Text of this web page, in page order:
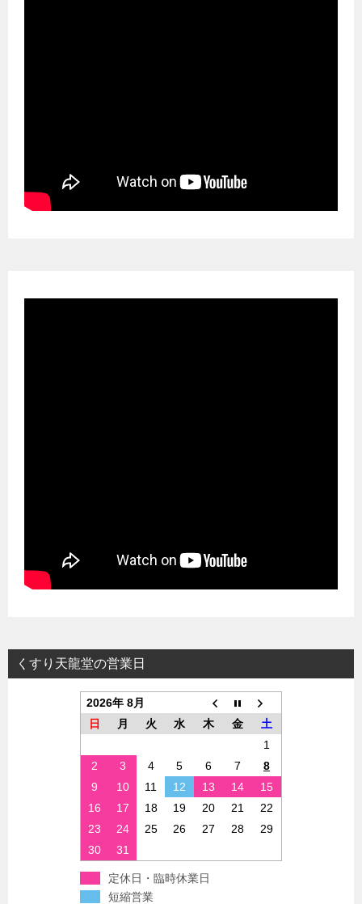
くすり天龍堂の営業日
2026年 8月
日
月 火 水 木 金
土
1
2
3 4 5 6 7
8
9
10 11 12 13 14
15
16
17 18 19 20 21
22
23
24 25 26 27 28
29
30
31
定休日・臨時休業日
短縮営業